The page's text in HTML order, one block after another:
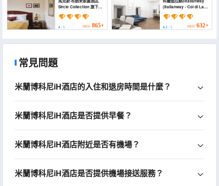
Sircle Collection 旗下
Missori, Part of Sircle
4 / 5 HKD 865+
(Italianway - Col di Lana
4.1/ 5 HKD 632+
常見問題
米蘭博科尼iH酒店的入住和退房時間是什麼？
米蘭博科尼iH酒店是否提供早餐？
米蘭博科尼iH酒店附近是否有機場？
米蘭博科尼iH酒店是否提供機場接送服務？